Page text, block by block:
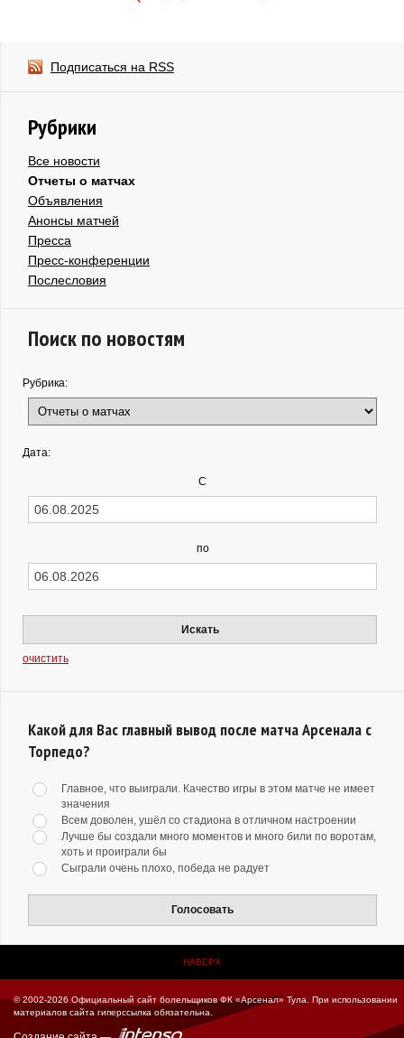
Подписаться на RSS
Рубрики
Все новости
Отчеты о матчах
Объявления
Анонсы матчей
Пресса
Пресс-конференции
Послесловия
Поиск по новостям
Рубрика:
Дата:
С
по
Искать
очистить
Какой для Вас главный вывод после матча Арсенала с
Торпедо?
Главное, что выиграли. Качество игры в этом матче не имеет
значения
Всем доволен, ушёл со стадиона в отличном настроении
Лучше бы создали много моментов и много били по воротам,
хоть и проиграли бы
Сыграли очень плохо, победа не радует
Голосовать
НАВЕРХ
© 2002-2026 Официальный сайт болельщиков ФК «Арсенал» Тула.
При использовании
материалов сайта гиперссылка обязательна.